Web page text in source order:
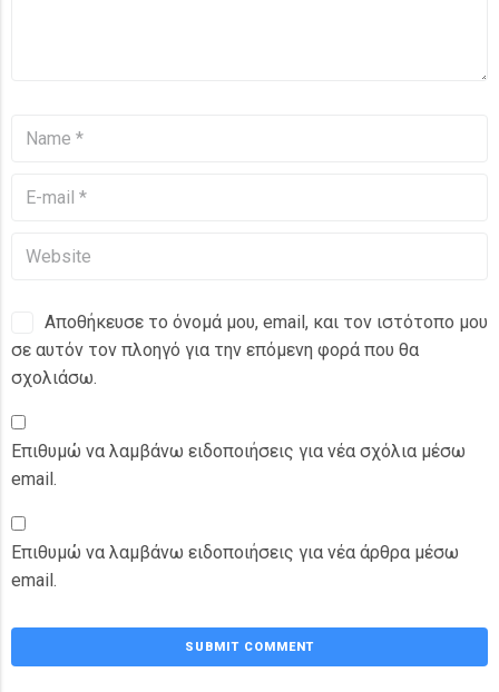
Αποθήκευσε το όνομά μου, email, και τον ιστότοπο μου
σε αυτόν τον πλοηγό για την επόμενη φορά που θα
σχολιάσω.
Επιθυμώ να λαμβάνω ειδοποιήσεις για νέα σχόλια μέσω
email.
Επιθυμώ να λαμβάνω ειδοποιήσεις για νέα άρθρα μέσω
email.